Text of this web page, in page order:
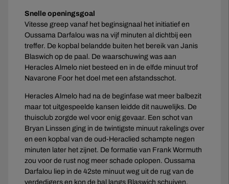
Snelle openingsgoal
Vitesse greep vanaf het beginsignaal het initiatief en
Oussama Darfalou was na vijf minuten al dichtbij een
treffer. De kopbal belandde buiten het bereik van Janis
Blaswich op de paal. De waarschuwing was aan
Heracles Almelo niet besteed en in de elfde minuut trof
Navarone Foor het doel met een afstandsschot.
Heracles Almelo had na de beginfase wat meer balbezit
maar tot uitgespeelde kansen leidde dit nauwelijks. De
thuisclub zorgde wel voor enig gevaar. Een schot van
Bryan Linssen ging in de twintigste minuut rakelings over
en een kopbal van de oud-Heraclied schampte negen
minuten later het zijnet. De formatie van Frank Wormuth
zou voor de rust nog meer schade oplopen. Oussama
Darfalou liep in de 42ste minuut weg uit de rug van de
verdedigers en kon de bal langs Blaswich schuiven.